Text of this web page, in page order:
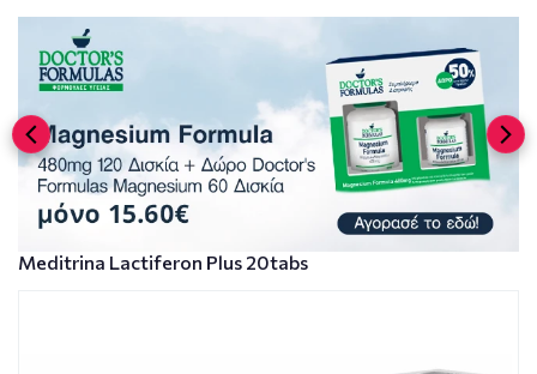
Meditrina Lactiferon Plus 20tabs